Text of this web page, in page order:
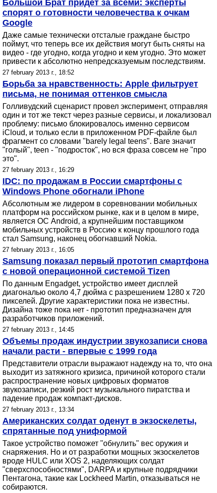
Большой Брат придет за всеми: эксперты
спорят о готовности человечества к очкам
Google
Даже самые технически отсталые граждане быстро
поймут, что теперь все их действия могут быть сняты на
видео - где угодно, когда угодно и кем угодно. Это может
привести к абсолютно непредсказуемым последствиям.
27 february 2013 г., 18:52
Борьба за нравственность: Apple фильтрует
письма, не понимая оттенков смысла
Голливудский сценарист провел эксперимент, отправляя
один и тот же текст через разные сервисы, и локализовал
проблему: письмо блокировалось именно сервисом
iCloud, и только если в приложенном PDF-файле был
фрагмент со словами "barely legal teens". Bare значит
"голый", teen - "подросток", но вся фраза совсем не "про
это".
27 february 2013 г., 16:29
IDC: по продажам в России смартфоны с
Windows Phone обогнали iPhone
Абсолютным же лидером в соревновании мобильных
платформ на российском рынке, как и в целом в мире,
является ОС Android, а крупнейшим поставщиком
мобильных устройств в Россию к концу прошлого года
стал Samsung, наконец обогнавший Nokia.
27 february 2013 г., 16:05
Samsung показал первый прототип смартфона
с новой операционной системой Tizen
По данным Engadget, устройство имеет дисплей
диагональю около 4,7 дюйма с разрешением 1280 x 720
пикселей. Другие характеристики пока не известны.
Дизайна тоже пока нет - прототип предназначен для
разработчиков приложений.
27 february 2013 г., 14:45
Объемы продаж индустрии звукозаписи снова
начали расти - впервые с 1999 года
Представители отрасли выражают надежду на то, что она
выходит из затяжного кризиса, причиной которого стали
распространение новых цифровых форматов
звукозаписи, резкий рост музыкального пиратства и
падение продаж компакт-дисков.
27 february 2013 г., 13:34
Американских солдат оденут в экзоскелеты,
спрятанные под униформой
Такое устройство поможет "обнулить" вес оружия и
снаряжения. Но и от разработки мощных экзоскелетов
вроде HULС или XOS 2, наделяющих солдат
"сверхспособностями", DARPA и крупные подрядчики
Пентагона, такие как Lockheed Martin, отказываться не
собираются.